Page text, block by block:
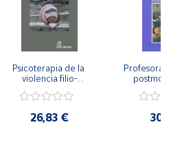
Psicoterapia de la
violencia filio-
secreto y la
26,83 €